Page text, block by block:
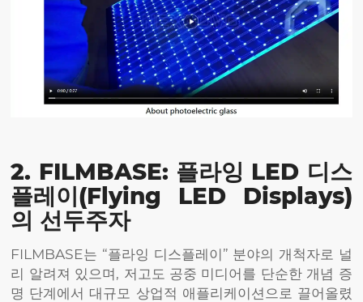
2. FILMBASE: 플라잉 LED 디스
플레이(Flying LED Displays)
의 선두주자
FILMBASE는 “플라잉 디스플레이” 분야의 개척자로 널
리 알려져 있으며, 저고도 공중 미디어를 단순한 개념 증
명 단계에서 대규모 상업적 애플리케이션으로 끌어올렸